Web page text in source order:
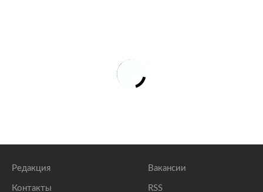
Редакция
Контакты
Вакансии
RSS